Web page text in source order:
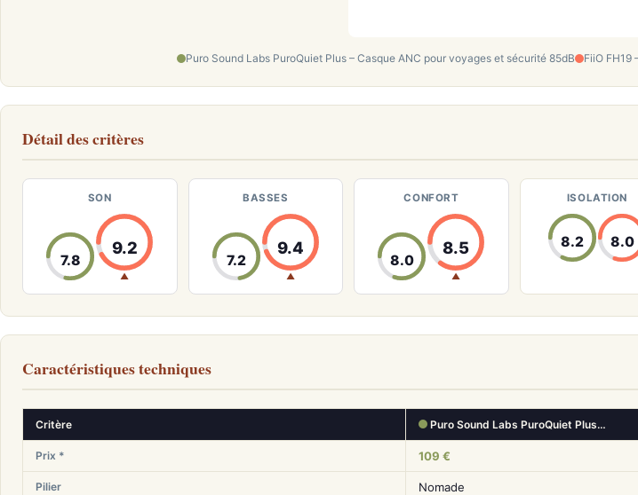
Puro Sound Labs PuroQuiet Plus – Casque ANC pour voyages et sécurité 85dB FiiO
Détail des critères
SON
7.8
9.2
▲
BASSES
7.2
9.4
▲
CONFORT
8.0
8.5
▲
ISOLATION
8.2 8.0
Caractéristiques techniques
Critère Puro Sound Labs PuroQuiet Plus…
Prix * 109 €
Pilier Nomade